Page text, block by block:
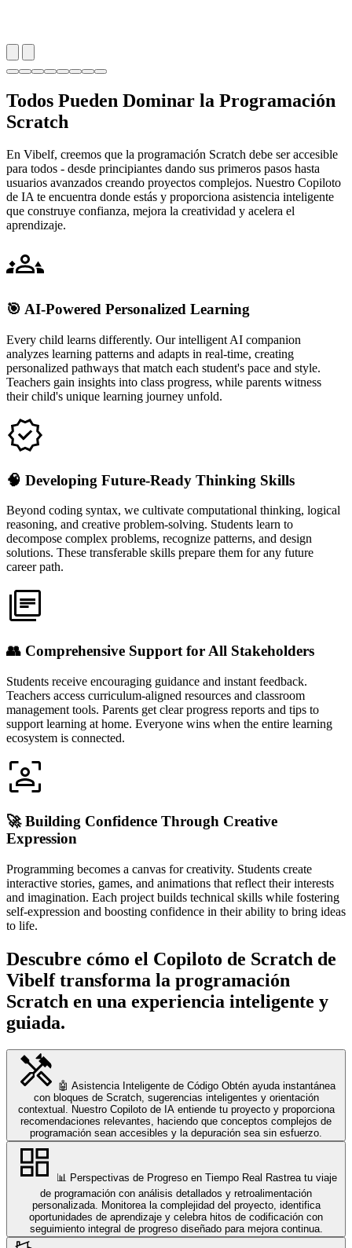
Todos Pueden Dominar la Programación
Scratch
En Vibelf, creemos que la programación Scratch debe ser accesible
para todos - desde principiantes dando sus primeros pasos hasta
usuarios avanzados creando proyectos complejos. Nuestro Copiloto
de IA te encuentra donde estás y proporciona asistencia inteligente
que construye confianza, mejora la creatividad y acelera el
aprendizaje.
🎯 AI-Powered Personalized Learning
Every child learns differently. Our intelligent AI companion
analyzes learning patterns and adapts in real-time, creating
personalized pathways that match each student's pace and style.
Teachers gain insights into class progress, while parents witness
their child's unique learning journey unfold.
🧠 Developing Future-Ready Thinking Skills
Beyond coding syntax, we cultivate computational thinking, logical
reasoning, and creative problem-solving. Students learn to
decompose complex problems, recognize patterns, and design
solutions. These transferable skills prepare them for any future
career path.
👥 Comprehensive Support for All Stakeholders
Students receive encouraging guidance and instant feedback.
Teachers access curriculum-aligned resources and classroom
management tools. Parents get clear progress reports and tips to
support learning at home. Everyone wins when the entire learning
ecosystem is connected.
🚀 Building Confidence Through Creative
Expression
Programming becomes a canvas for creativity. Students create
interactive stories, games, and animations that reflect their interests
and imagination. Each project builds technical skills while fostering
self-expression and boosting confidence in their ability to bring ideas
to life.
Descubre cómo el Copiloto de Scratch de
Vibelftransforma la programación
Scratch en una experiencia inteligente y
guiada.
🤖 Asistencia Inteligente de Código Obtén ayuda instantánea
con bloques de Scratch, sugerencias inteligentes y orientación
contextual. Nuestro Copiloto de IA entiende tu proyecto y proporciona
recomendaciones relevantes, haciendo que conceptos complejos de
programación sean accesibles y la depuración sea sin esfuerzo.
📊 Perspectivas de Progreso en Tiempo Real Rastrea tu viaje
de programación con análisis detallados y retroalimentación
personalizada. Monitorea la complejidad del proyecto, identifica
oportunidades de aprendizaje y celebra hitos de codificación con
seguimiento integral de progreso diseñado para mejora continua.